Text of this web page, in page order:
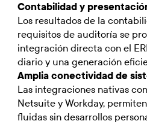
Contabilidad y
Los resultados de la
requisitos de auditoría se
integración directa con el
diario y una generación
Amplia conectividad de
Las integraciones nativas
Netsuite y Workday,
fluidas sin desarrollos